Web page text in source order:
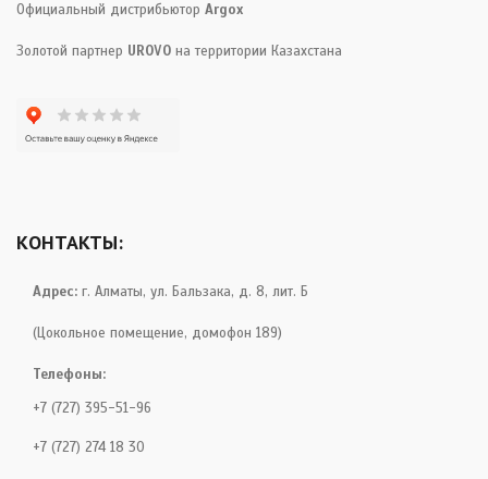
Официальный дистрибьютор Argox
Золотой партнер UROVO на территории Казахстана
КОНТАКТЫ:
Адрес: г. Алматы, ул. Бальзака, д. 8, лит. Б
(Цокольное помещение, домофон 189)
Телефоны:
+7 (727) 395-51-96
+7 (727) 274 18 30